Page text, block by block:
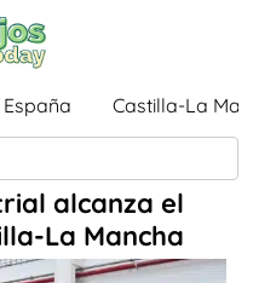
España Castilla-La
alcanza el
La Mancha